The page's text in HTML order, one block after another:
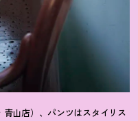
山店）、パンツはスタイリス